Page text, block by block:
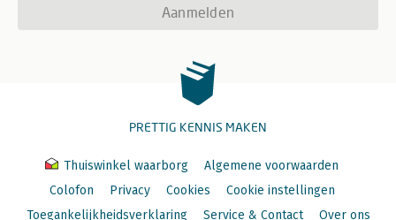
Aanmelden
PRETTIG KENNIS MAKEN
Thuiswinkel waarborg
Algemene voorwaarden
Colofon
Privacy Cookies
Cookie instellingen
Toegankelijkheidsverklaring
Service & Contact Over ons